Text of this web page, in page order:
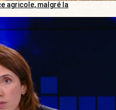
agricole, malgré la